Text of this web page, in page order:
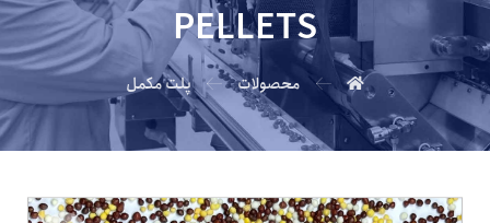
PELLETS
محصولات پلت مکمل